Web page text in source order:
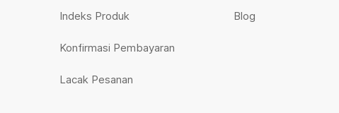
Indeks Produk
Konfirmasi Pembayaran
Lacak Pesanan
Blog